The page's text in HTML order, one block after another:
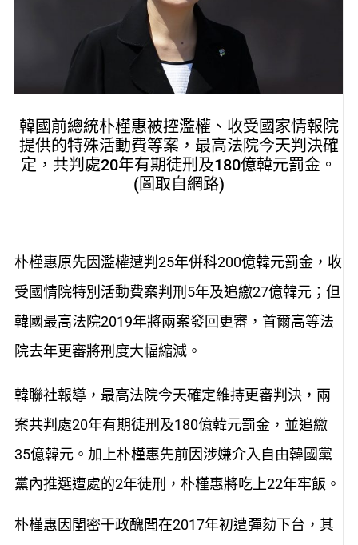
韓國前總統朴槿惠被控濫權、收受國家情報院
提供的特殊活動費等案，最高法院今天判決確
定，共判處20年有期徒刑及180億韓元罰金。
(圖取自網路)
朴槿惠原先因濫權遭判25年併科200億韓元罰金，收
受國情院特別活動費案判刑5年及追繳27億韓元；但
韓國最高法院2019年將兩案發回更審，首爾高等法
院去年更審將刑度大幅縮減。
韓聯社報導，最高法院今天確定維持更審判決，兩
案共判處20年有期徒刑及180億韓元罰金，並追繳
35億韓元。加上朴槿惠先前因涉嫌介入自由韓國黨
黨內推選遭處的2年徒刑，朴槿惠將吃上22年牢飯。
朴槿惠因閨密干政醜聞在2017年初遭彈劾下台，其